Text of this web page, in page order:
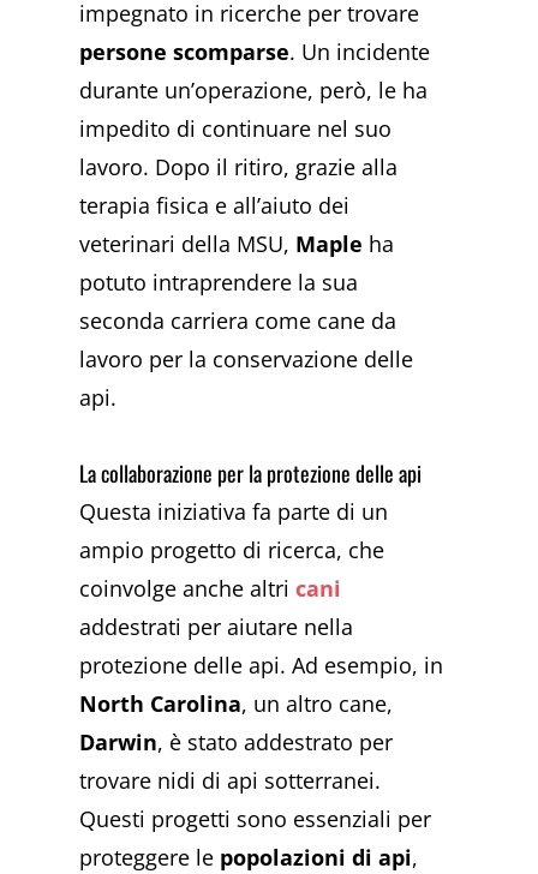
impegnato in ricerche per trovare
persone scomparse. Un incidente
durante un’operazione, però, le ha
impedito di continuare nel suo
lavoro. Dopo il ritiro, grazie alla
terapia fisica e all’aiuto dei
veterinari della MSU, Maple ha
potuto intraprendere la sua
seconda carriera come cane da
lavoro per la conservazione delle
api.
La collaborazione per la protezione delle api
Questa iniziativa fa parte di un
ampio progetto di ricerca, che
coinvolge anche altricani
addestrati per aiutare nella
protezione delle api. Ad esempio, in
North Carolina, un altro cane,
Darwin, è stato addestrato per
trovare nidi di api sotterranei.
Questi progetti sono essenziali per
proteggere le popolazioni di api,